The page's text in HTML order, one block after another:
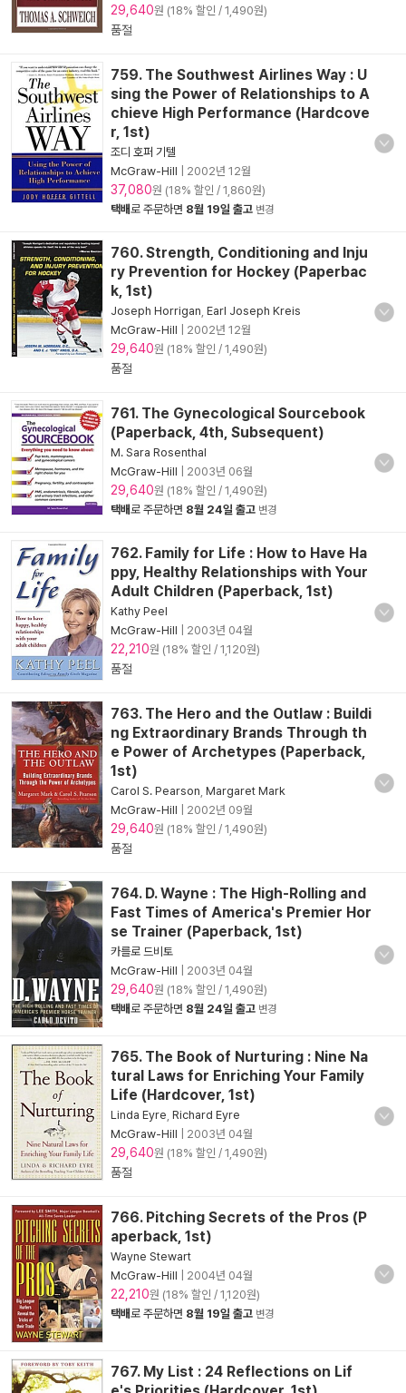
29,640원 (18% 할인 / 1,490원)
품절
759. The Southwest Airlines Way : U
sing the Power of Relationships to A
chieve High Performance (Hardcove
r, 1st)
조디 호퍼 기텔
McGraw-Hill
2002년 12월
37,080원 (18% 할인 / 1,860원)
택배로 주문하면 8월 19일 출고 변경
760. Strength, Conditioning and Inju
ry Prevention for Hockey (Paperbac
k, 1st)
Joseph Horrigan Earl Joseph Kreis
McGraw-Hill
2002년 12월
29,640원 (18% 할인 / 1,490원)
품절
761. The Gynecological Sourcebook
(Paperback, 4th, Subsequent)
M. Sara Rosenthal
McGraw-Hill
2003년 06월
29,640원 (18% 할인 / 1,490원)
택배로 주문하면 8월 24일 출고 변경
762. Family for Life : How to Have Ha
ppy, Healthy Relationships with Your
Adult Children (Paperback, 1st)
Kathy Peel
McGraw-Hill
2003년 04월
22,210원 (18% 할인 / 1,120원)
품절
763. The Hero and the Outlaw : Buildi
ng Extraordinary Brands Through th
e Power of Archetypes (Paperback,
1st)
Carol S. Pearson Margaret Mark
McGraw-Hill
2002년 09월
29,640원 (18% 할인 / 1,490원)
품절
764. D. Wayne : The High-Rolling and
Fast Times of America's Premier Hor
se Trainer (Paperback, 1st)
카를로 드비토
McGraw-Hill
2003년 04월
29,640원 (18% 할인 / 1,490원)
택배로 주문하면 8월 24일 출고 변경
765. The Book of Nurturing : Nine Na
tural Laws for Enriching Your Family
Life (Hardcover, 1st)
Linda Eyre Richard Eyre
McGraw-Hill
2003년 04월
29,640원 (18% 할인 / 1,490원)
품절
766. Pitching Secrets of the Pros (P
aperback, 1st)
Wayne Stewart
McGraw-Hill
2004년 04월
22,210원 (18% 할인 / 1,120원)
택배로 주문하면 8월 19일 출고 변경
767. My List : 24 Reflections on Lif